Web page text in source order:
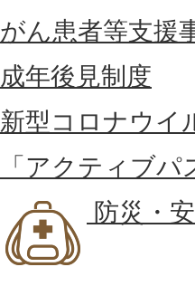
がん患者等支援
成年後見制度
新型コロナウイ
「アクティブ
防災・